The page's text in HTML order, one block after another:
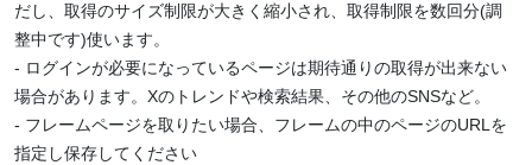
だし、取得のサイズ制限が大きく縮小され、取得制限を数回分(調
整中です)使います。
- ログインが必要になっているページは期待通りの取得が出来ない
場合があります。Xのトレンドや検索結果、その他のSNSなど。
- フレームページを取りたい場合、フレームの中のページのURLを
指定し保存してください